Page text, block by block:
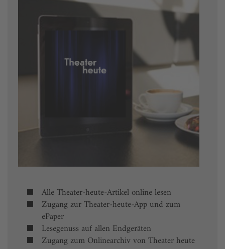
Alle Theater-heute-Artikel online lesen
Zugang zur Theater-heute-App und zum
ePaper
Lesegenuss auf allen Endgeräten
Zugang zum Onlinearchiv von Theater heute